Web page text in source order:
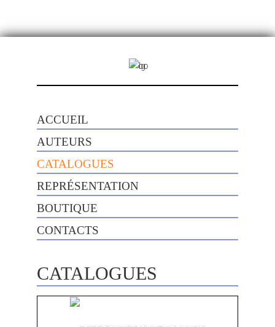
ACCUEIL
AUTEURS
CATALOGUES
REPRÉSENTATION
BOUTIQUE
CONTACTS
CATALOGUES